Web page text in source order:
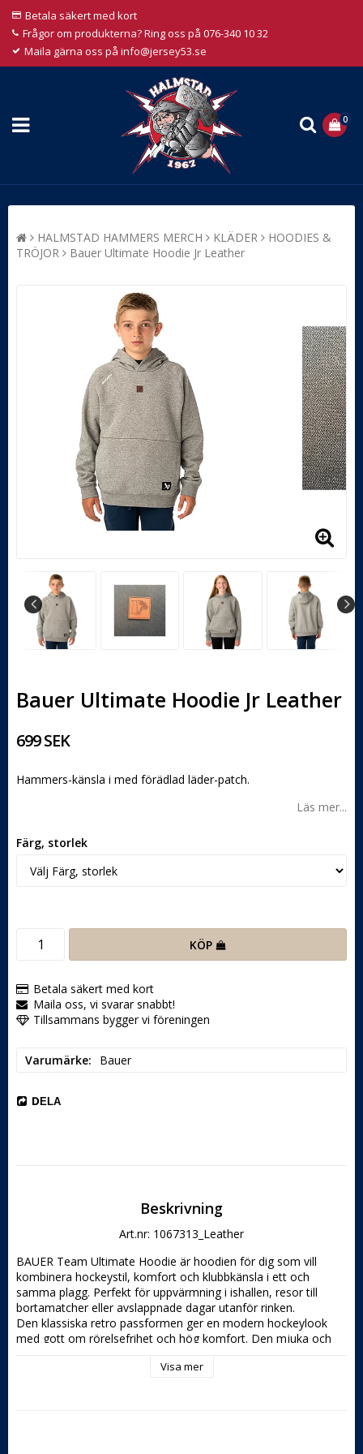
Betala säkert med kort
Frågor om produkterna? Ring oss på 076-340 10 32
Maila gärna oss på info@jersey53.se
0
HALMSTAD HAMMERS MERCH KLÄDER
HOODIES &
TRÖJOR
Bauer Ultimate Hoodie Jr Leather
Bauer Ultimate Hoodie Jr Leather
699 SEK
Hammers-känsla i med förädlad läder-patch.
Läs mer...
Färg, storlek
KÖP
Betala säkert med kort
Maila oss, vi svarar snabbt!
Tillsammans bygger vi föreningen
Varumärke Bauer
DELA
Beskrivning
Art.nr: 1067313_Leather
BAUER Team Ultimate Hoodie är hoodien för dig som vill
kombinera hockeystil, komfort och klubbkänsla i ett och
samma plagg. Perfekt för uppvärmning i ishallen, resor till
bortamatcher eller avslappnade dagar utanför rinken.
Den klassiska retro passformen ger en modern hockeylook
med gott om rörelsefrihet och hög komfort. Den mjuka och
före och efter träning – samtidigt som den fungerar lika bra till
Visa mer